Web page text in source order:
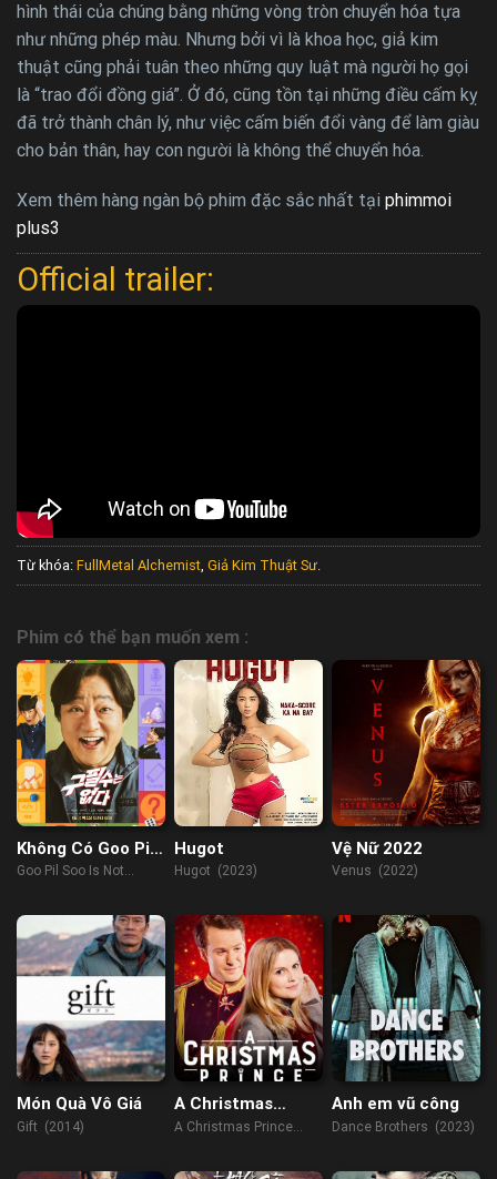
hình thái của chúng bằng những vòng tròn chuyển hóa tựa
như những phép màu. Nhưng bởi vì là khoa học, giả kim
thuật cũng phải tuân theo những quy luật mà người họ gọi
là “trao đổi đồng giá”. Ở đó, cũng tồn tại những điều cấm kỵ
đã trở thành chân lý, như việc cấm biến đổi vàng để làm giàu
cho bản thân, hay con người là không thể chuyển hóa.
Xem thêm hàng ngàn bộ phim đặc sắc nhất tại phimmoi
plus3
Official trailer:
Từ khóa: FullMetal Alchemist Giả Kim Thuật Sư
Phim có thể bạn muốn xem :
Không Có Goo Pil
Soo
Goo Pil Soo Is Not
Hugot
Hugot (2023)
Vệ Nữ 2022
Venus (2022)
Món Quà Vô Giá
Gift (2014)
A Christmas
Prince
A Christmas Prince
Anh em vũ công
Dance Brothers (2023)